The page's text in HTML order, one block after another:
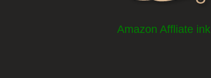
Amazon Affliate ink